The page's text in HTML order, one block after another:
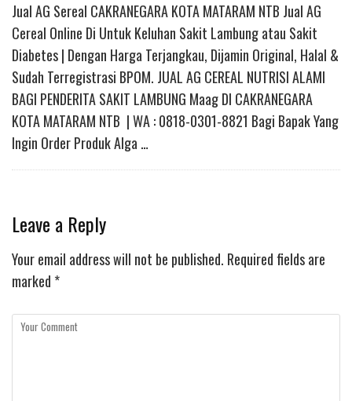
Jual AG Sereal CAKRANEGARA KOTA MATARAM NTB Jual AG
Cereal Online Di Untuk Keluhan Sakit Lambung atau Sakit
Diabetes | Dengan Harga Terjangkau, Dijamin Original, Halal &
Sudah Terregistrasi BPOM. JUAL AG CEREAL NUTRISI ALAMI
BAGI PENDERITA SAKIT LAMBUNG Maag DI CAKRANEGARA
KOTA MATARAM NTB | WA : 0818-0301-8821 Bagi Bapak Yang
Ingin Order Produk Alga …
Leave a Reply
Your email address will not be published. Required fields are
marked *